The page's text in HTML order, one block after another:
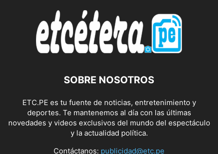
SOBRE NOSOTROS
ETC.PE es tu fuente de noticias, entretenimiento y
deportes. Te mantenemos al día con las últimas
novedades y videos exclusivos del mundo del espectáculo
y la actualidad política.
Contáctanos: publicidad@etc.pe